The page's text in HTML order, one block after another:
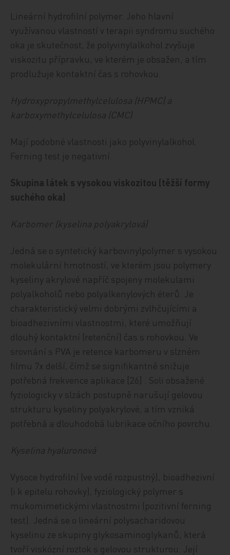
Lineární hydrofilní polymer. Jeho hlavní
využívanou vlastností v terapii syndromu suchého
oka je skutečnost, že polyvinylalkohol zvyšuje
viskozitu přípravku, ve kterém je obsažen, a tím
prodlužuje kontaktní čas s rohovkou.
Hydroxypropylmethylcelulosa (HPMC) a
karboxymethylcelulosa (CMC)
Mají podobné vlastnosti jako polyvinylalkohol.
Ferning test je negativní.
Skupina látek s vysokou viskozitou (těžší formy
suchého oka)
Karbomer (kyselina polyakrylová)
Jedná se o syntetický karbovinylpolymer s vysokou
molekulární hmotností, ve kterém jsou polymery
kyseliny akrylové napříč spojeny molekulami
polyalkoholů nebo polyalkenylových éterů. Je
charakteristický velmi dobrými zvlhčujícími a
bioadhezivními vlastnostmi, které umožňují
dlouhý kontaktní (retenční) čas s rohovkou. Ve
srovnání s PVA je retence karbomeru v slzném
filmu 7x delší, čímž se signifikantně snižuje
potřebná frekvence aplikace [26] . Soli obsažené
fyziologicky v slzách postupně narušují gelovou
strukturu kyseliny polyakrylové, a tím vzniká
potřebná a dlouhodobá lubrikace očního povrchu.
Kyselina hyaluronová
Vysoce hydrofilní (ve vodě rozpustný), bioadhezivní
(i k epitelu rohovky), fyziologický polymer s
mukomimetickými vlastnostmi (pozitivní ferning
test). Jedná se o lineární polysacharidovou
kyselinu ze skupiny glykosaminoglykanů, která
tvoří viskózní roztok s gelovou strukturou. Její